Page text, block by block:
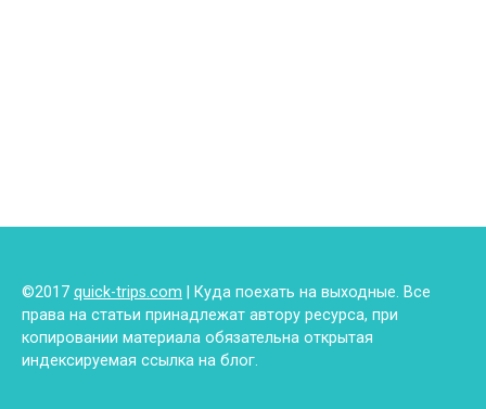
©2017 quick-trips.com | Куда поехать на выходные. Все
права на статьи принадлежат автору ресурса, при
копировании материала обязательна открытая
индексируемая ссылка на блог.